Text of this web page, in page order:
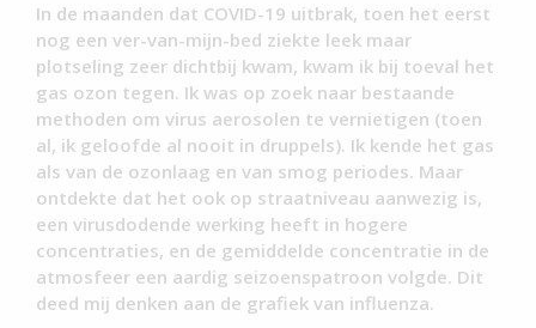
In de maanden dat COVID-19 uitbrak, toen het eerst
nog een ver-van-mijn-bed ziekte leek maar
plotseling zeer dichtbij kwam, kwam ik bij toeval het
gas ozon tegen. Ik was op zoek naar bestaande
methoden om virus aerosolen te vernietigen (toen
al, ik geloofde al nooit in druppels). Ik kende het gas
als van de ozonlaag en van smog periodes. Maar
ontdekte dat het ook op straatniveau aanwezig is,
een virusdodende werking heeft in hogere
concentraties, en de gemiddelde concentratie in de
atmosfeer een aardig seizoenspatroon volgde. Dit
deed mij denken aan de grafiek van influenza.